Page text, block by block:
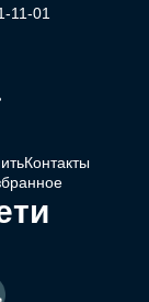
11-01
Контакты